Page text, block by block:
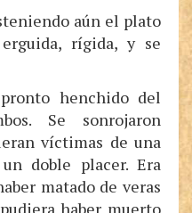
aún el plato
rígida, y se
henchido del
Se sonrojaron
víctimas de una
doble placer. Era
matado de veras
haber muerto